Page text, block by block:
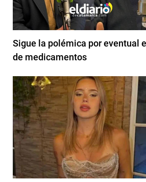
Sigue la polémica por eventual
de medicamentos